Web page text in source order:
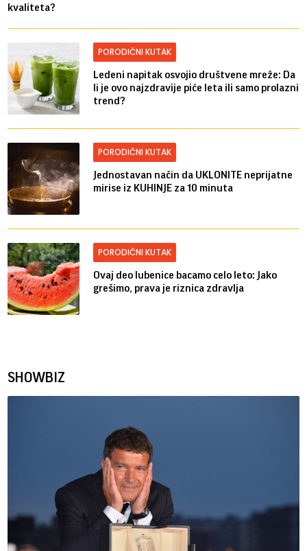
kvaliteta?
PORODIČNI KUTAK
Ledeni napitak osvojio društvene mreže: Da
li je ovo najzdravije piće leta ili samo prolazni
trend?
PORODIČNI KUTAK
Jednostavan način da UKLONITE neprijatne
mirise iz KUHINJE za 10 minuta
PORODIČNI KUTAK
Ovaj deo lubenice bacamo celo leto: Jako
grešimo, prava je riznica zdravlja
SHOWBIZ